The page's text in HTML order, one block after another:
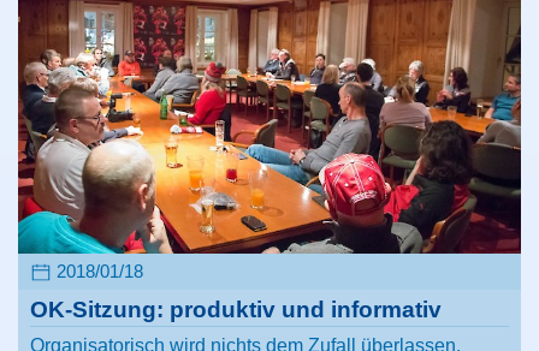
2018/01/18
OK-Sitzung: produktiv und informativ
Organisatorisch wird nichts dem Zufall überlassen.